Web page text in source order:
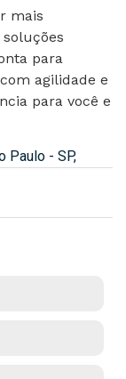
mais
para
agilidade e
para você e
Paulo - SP,